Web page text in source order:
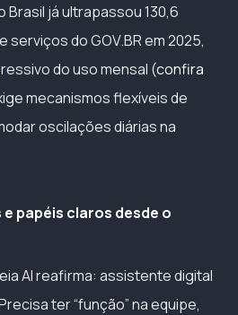
já ultrapassou 130,6
serviços do GOV.BR em 2025,
do uso mensal (confira
mecanismos flexíveis de
oscilações diárias na
papéis claros desde o
AI reafirma: assistente digital
ter “função” na equipe,